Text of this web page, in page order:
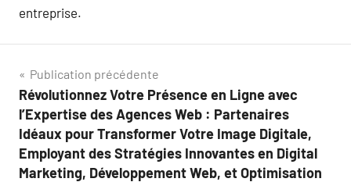
entreprise.
Navigation
de
l’article
Publication précédente
Révolutionnez Votre Présence en Ligne avec
l’Expertise des Agences Web : Partenaires
Idéaux pour Transformer Votre Image Digitale,
Employant des Stratégies Innovantes en Digital
Marketing, Développement Web, et Optimisation